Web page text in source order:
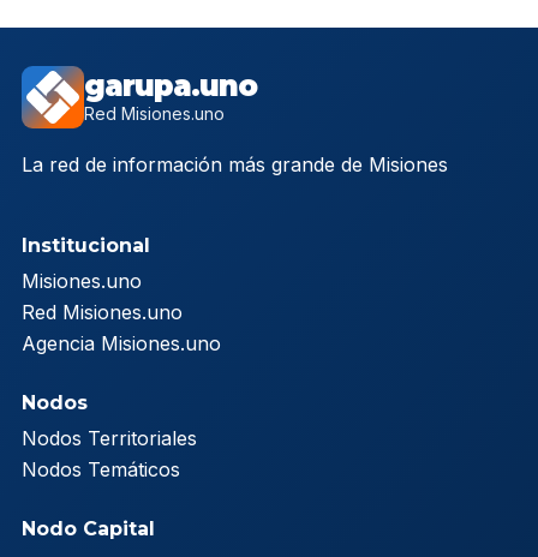
garupa.uno
Red Misiones.uno
La red de información más grande de Misiones
Institucional
Misiones.uno
Red Misiones.uno
Agencia Misiones.uno
Nodos
Nodos Territoriales
Nodos Temáticos
Nodo Capital